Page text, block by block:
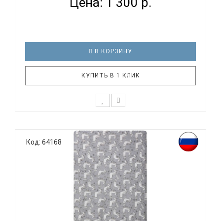
В КОРЗИНУ
КУПИТЬ В 1 КЛИК
родитель подходит очень основательно. Ведь
ребенок большую часть времени проводит в
кровати. И натуральность тканей, нежный и
веселый рисунок, высокая устойчивость к частым
стиркам – очень важные параметр..
Код: 64168